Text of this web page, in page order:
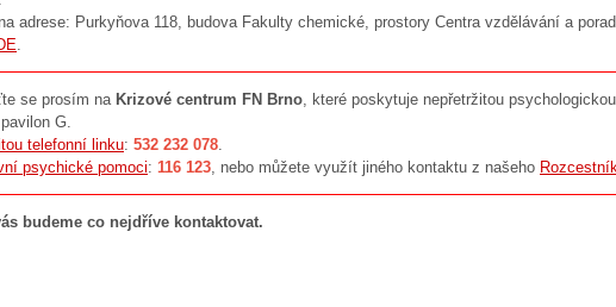
adrese: Purkyňova 118, budova Fakulty chemické, prostory Centra vzdělávání a
se prosím na Krizové centrum FN Brno , které poskytuje nepřetržitou
G.
telefonní linku: 532 232 078
psychické pomoci: 116 123 , nebo můžete využít jiného kontaktu z našeho
budeme co nejdříve kontaktovat.